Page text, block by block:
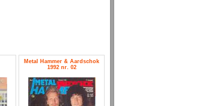
Metal Hammer & Aardschok
1992 nr. 02